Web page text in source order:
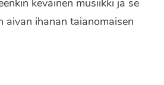
keväinen musiikki ja se
aivan ihanan taianomaisen